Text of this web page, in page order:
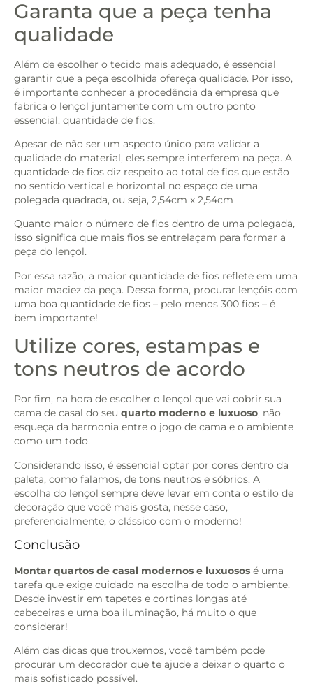
Garanta que a peça tenha
qualidade
Além de escolher o tecido mais adequado, é essencial
garantir que a peça escolhida ofereça qualidade. Por isso,
é importante conhecer a procedência da empresa que
fabrica o lençol juntamente com um outro ponto
essencial: quantidade de fios.
Apesar de não ser um aspecto único para validar a
qualidade do material, eles sempre interferem na peça. A
quantidade de fios diz respeito ao total de fios que estão
no sentido vertical e horizontal no espaço de uma
polegada quadrada, ou seja, 2,54cm x 2,54cm
Quanto maior o número de fios dentro de uma polegada,
isso significa que mais fios se entrelaçam para formar a
peça do lençol.
Por essa razão, a maior quantidade de fios reflete em uma
maior maciez da peça. Dessa forma, procurar lençóis com
uma boa quantidade de fios – pelo menos 300 fios – é
bem importante!
Utilize cores, estampas e
tons neutros de acordo
Por fim, na hora de escolher o lençol que vai cobrir sua
cama de casal do seu quarto moderno e luxuoso, não
esqueça da harmonia entre o jogo de cama e o ambiente
como um todo.
Considerando isso, é essencial optar por cores dentro da
paleta, como falamos, de tons neutros e sóbrios. A
escolha do lençol sempre deve levar em conta o estilo de
decoração que você mais gosta, nesse caso,
preferencialmente, o clássico com o moderno!
Conclusão
Montar quartos de casal modernos e luxuosos é uma
tarefa que exige cuidado na escolha de todo o ambiente.
Desde investir em tapetes e cortinas longas até
cabeceiras e uma boa iluminação, há muito o que
considerar!
Além das dicas que trouxemos, você também pode
procurar um decorador que te ajude a deixar o quarto o
mais sofisticado possível.